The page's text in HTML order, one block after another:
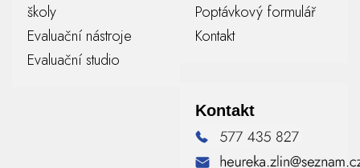
školy
Evaluační nástroje
Evaluační studio
Poptávkový formulář
Kontakt
Kontakt